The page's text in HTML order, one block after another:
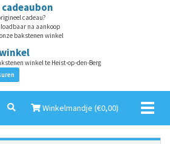
cadeau?
na aankoop
bakstenen winkel
winkel te Heist-op-den-Berg
Winkelmandje (€0,00)